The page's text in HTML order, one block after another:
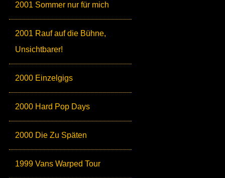
2001 Sommer nur für mich
2001 Rauf auf die Bühne,
Unsichtbarer!
2000 Einzelgigs
2000 Hard Pop Days
2000 Die Zu Späten
1999 Vans Warped Tour